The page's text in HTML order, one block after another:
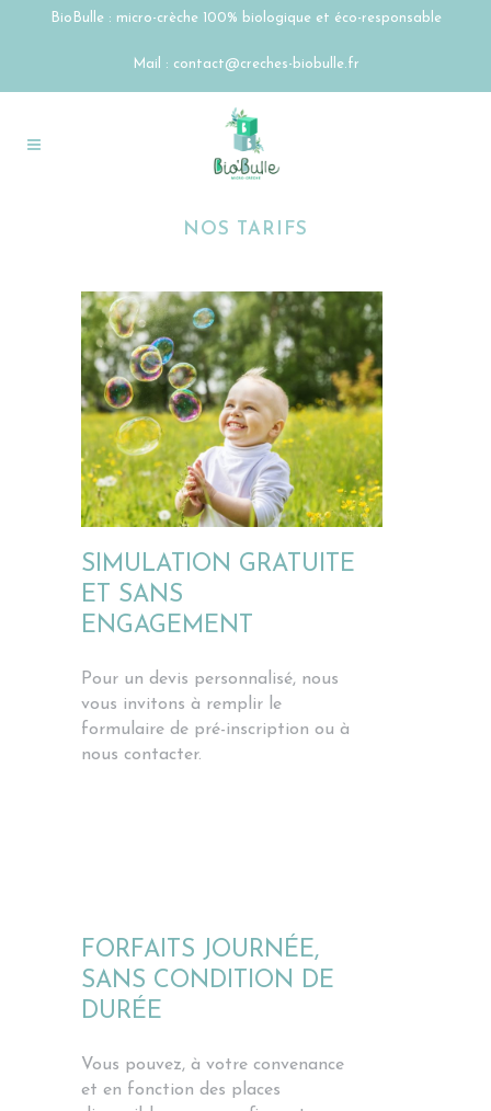
BioBulle : micro-crèche 100% biologique et éco-responsable
Mail : contact@creches-biobulle.fr
NOS TARIFS
SIMULATION GRATUITE
ET SANS
ENGAGEMENT
Pour un devis personnalisé, nous
vous invitons à remplir le
formulaire de pré-inscription ou à
nous contacter.
FORFAITS JOURNÉE,
SANS CONDITION DE
DURÉE
Vous pouvez, à votre convenance
et en fonction des places